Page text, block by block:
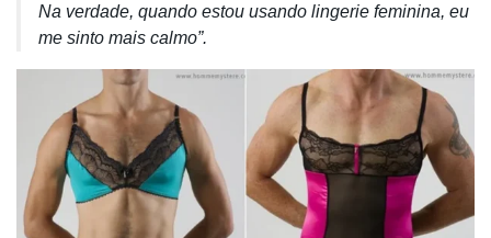
Na verdade, quando estou usando lingerie feminina, eu
me sinto mais calmo”.